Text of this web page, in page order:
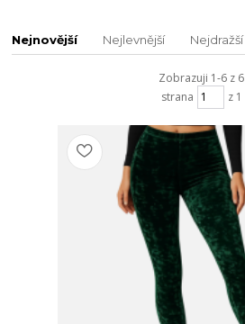
Nejnovější Nejlevnější Nejdražší
Zobrazuji 1-6 z 6
strana
z 1